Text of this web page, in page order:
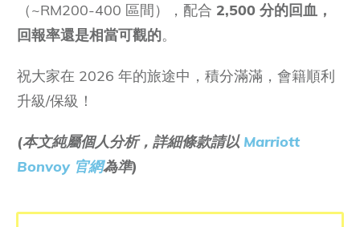
（~RM200-400 區間），配合 2,500 分的回血，
回報率還是相當可觀的。
祝大家在 2026 年的旅途中，積分滿滿，會籍順利
升級/保級！
(本文純屬個人分析，詳細條款請以 Marriott
Bonvoy 官網為準)